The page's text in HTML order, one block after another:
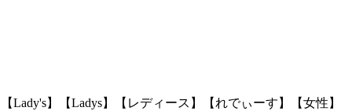
】【Ladys】【レディース】【れでぃーす】【女性】